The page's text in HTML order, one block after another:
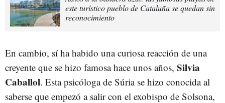
este turístico pueblo de Cataluña se quedan sin
reconocimiento
En cambio, sí ha habido una curiosa reacción de una
creyente que se hizo famosa hace unos años, Silvia
Caballol. Esta psicóloga de Súria se hizo conocida al
saberse que empezó a salir con el exobispo de Solsona,